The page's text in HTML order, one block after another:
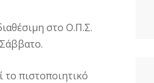
στο Ο.Π.Σ.
πιστοποιητικό